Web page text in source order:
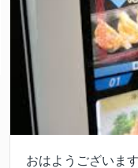
おはようございま